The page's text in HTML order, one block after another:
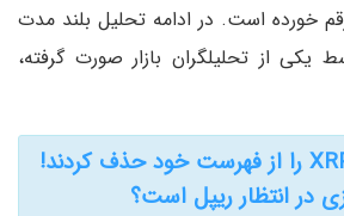
خورده است. در ادامه تحلیل بلند مدت
یکی از تحلیلگران بازار صورت گرفته،
بعضی صرافی‌ها XRP را از فهرست خود حذف کردند!
در انتظار ریپل است؟